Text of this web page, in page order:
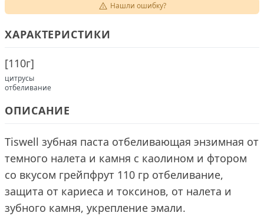
Нашли ошибку?
ХАРАКТЕРИСТИКИ
[110г]
цитрусы
отбеливание
ОПИСАНИЕ
Tiswell зубная паста отбеливающая энзимная от
темного налета и камня с каолином и фтором
со вкусом грейпфрут 110 гр отбеливание,
защита от кариеса и токсинов, от налета и
зубного камня, укрепление эмали.